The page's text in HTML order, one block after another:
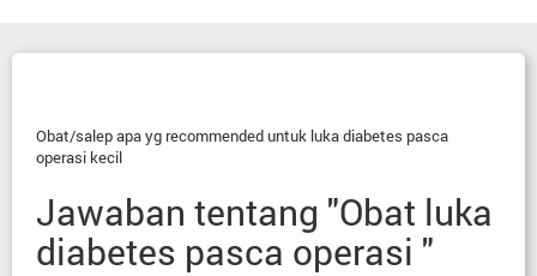
Obat/salep apa yg recommended untuk luka diabetes pasca
operasi kecil
Jawaban tentang "Obat luka
diabetes pasca operasi "